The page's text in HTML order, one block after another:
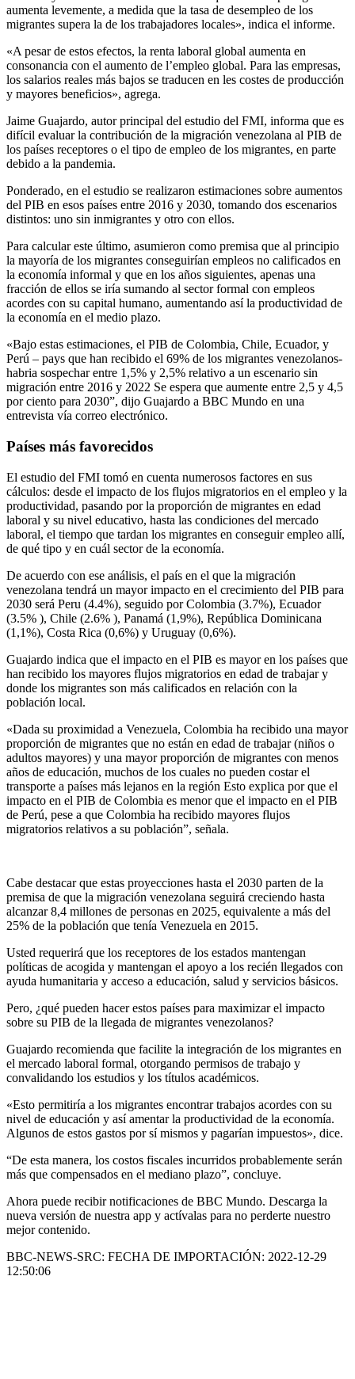
aumenta levemente, a medida que la tasa de desempleo de los
migrantes supera la de los trabajadores locales», indica el informe.
«A pesar de estos efectos, la renta laboral global aumenta en
consonancia con el aumento de l’empleo global. Para las empresas,
los salarios reales más bajos se traducen en les costes de producción
y mayores beneficios», agrega.
Jaime Guajardo, autor principal del estudio del FMI, informa que es
difícil evaluar la contribución de la migración venezolana al PIB de
los países receptores o el tipo de empleo de los migrantes, en parte
debido a la pandemia.
Ponderado, en el estudio se realizaron estimaciones sobre aumentos
del PIB en esos países entre 2016 y 2030, tomando dos escenarios
distintos: uno sin inmigrantes y otro con ellos.
Para calcular este último, asumieron como premisa que al principio
la mayoría de los migrantes conseguirían empleos no calificados en
la economía informal y que en los años siguientes, apenas una
fracción de ellos se iría sumando al sector formal con empleos
acordes con su capital humano, aumentando así la productividad de
la economía en el medio plazo.
«Bajo estas estimaciones, el PIB de Colombia, Chile, Ecuador, y
Perú – pays que han recibido el 69% de los migrantes venezolanos-
habria sospechar entre 1,5% y 2,5% relativo a un escenario sin
migración entre 2016 y 2022 Se espera que aumente entre 2,5 y 4,5
por ciento para 2030”, dijo Guajardo a BBC Mundo en una
entrevista vía correo electrónico.
Países más favorecidos
El estudio del FMI tomó en cuenta numerosos factores en sus
cálculos: desde el impacto de los flujos migratorios en el empleo y la
productividad, pasando por la proporción de migrantes en edad
laboral y su nivel educativo, hasta las condiciones del mercado
laboral, el tiempo que tardan los migrantes en conseguir empleo allí,
de qué tipo y en cuál sector de la economía.
De acuerdo con ese análisis, el país en el que la migración
venezolana tendrá un mayor impacto en el crecimiento del PIB para
2030 será Peru (4.4%), seguido por Colombia (3.7%), Ecuador
(3.5% ), Chile (2.6% ), Panamá (1,9%), República Dominicana
(1,1%), Costa Rica (0,6%) y Uruguay (0,6%).
Guajardo indica que el impacto en el PIB es mayor en los países que
han recibido los mayores flujos migratorios en edad de trabajar y
donde los migrantes son más calificados en relación con la
población local.
«Dada su proximidad a Venezuela, Colombia ha recibido una mayor
proporción de migrantes que no están en edad de trabajar (niños o
adultos mayores) y una mayor proporción de migrantes con menos
años de educación, muchos de los cuales no pueden costar el
transporte a países más lejanos en la región Esto explica por que el
impacto en el PIB de Colombia es menor que el impacto en el PIB
de Perú, pese a que Colombia ha recibido mayores flujos
migratorios relativos a su población”, señala.
Cabe destacar que estas proyecciones hasta el 2030 parten de la
premisa de que la migración venezolana seguirá creciendo hasta
alcanzar 8,4 millones de personas en 2025, equivalente a más del
25% de la población que tenía Venezuela en 2015.
Usted requerirá que los receptores de los estados mantengan
políticas de acogida y mantengan el apoyo a los recién llegados con
ayuda humanitaria y acceso a educación, salud y servicios básicos.
Pero, ¿qué pueden hacer estos países para maximizar el impacto
sobre su PIB de la llegada de migrantes venezolanos?
Guajardo recomienda que facilite la integración de los migrantes en
el mercado laboral formal, otorgando permisos de trabajo y
convalidando los estudios y los títulos académicos.
«Esto permitiría a los migrantes encontrar trabajos acordes con su
nivel de educación y así amentar la productividad de la economía.
Algunos de estos gastos por sí mismos y pagarían impuestos», dice.
“De esta manera, los costos fiscales incurridos probablemente serán
más que compensados ​​en el mediano plazo”, concluye.
Ahora puede recibir notificaciones de BBC Mundo. Descarga la
nueva versión de nuestra app y actívalas para no perderte nuestro
mejor contenido.
BBC-NEWS-SRC: FECHA DE IMPORTACIÓN: 2022-12-29
12:50:06